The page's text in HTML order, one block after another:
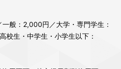
一般：2,000円／大学・専門学生：
校生・中学生・小学生以下：